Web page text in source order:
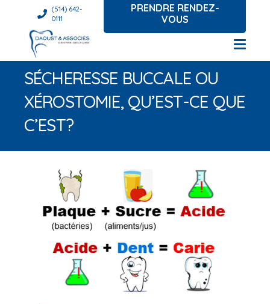
(514) 642-
0111
PRENDRE RENDEZ-
VOUS
SÉCHERESSE BUCCALE OU
XÉROSTOMIE, QU’EST-CE QUE
C’EST?